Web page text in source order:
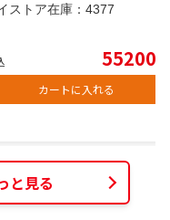
ストア在庫： 4377
55200
カートに入れる
と見る